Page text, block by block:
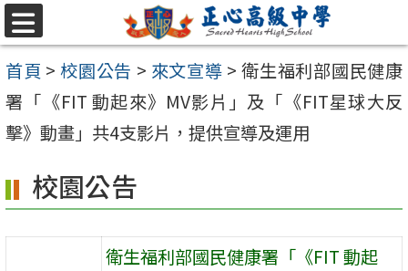
跳至主要內容區
選
單
首頁 > 校園公告 > 來文宣導 > 衛生福利部國民健康
署「《FIT 動起來》MV影片」及「《FIT星球大反
擊》動畫」共4支影片，提供宣導及運用
校園公告
衛生福利部國民健康署「《FIT 動起